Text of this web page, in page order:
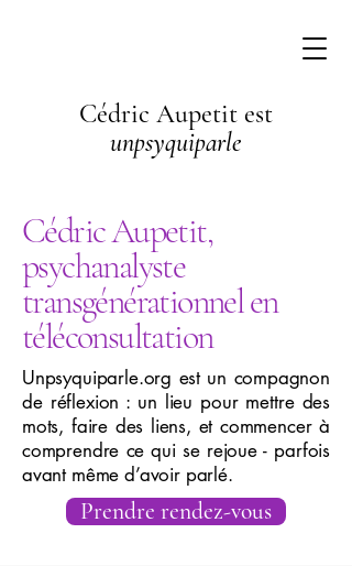
Cédric Aupetit est
unpsyquiparle
Cédric Aupetit,
psychanalyste
transgénérationnel en
téléconsultation
Unpsyquiparle.org est un compagnon
de réflexion : un lieu pour mettre des
mots, faire des liens, et commencer à
comprendre ce qui se rejoue - parfois
avant même d’avoir parlé.
Prendre rendez-vous